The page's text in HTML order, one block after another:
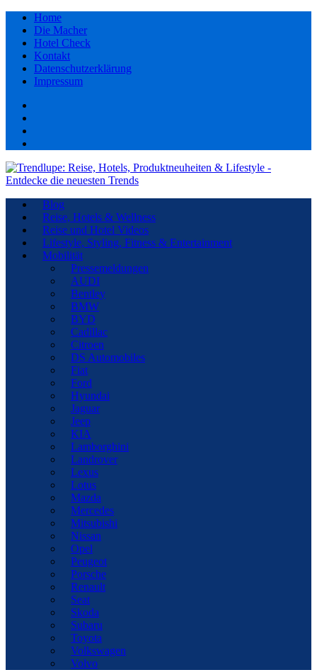
Home
Die Macher
Hotel Check
Kontakt
Datenschutzerklärung
Impressum
Blog
Reise, Hotels & Wellness
Reise und Hotel Videos
Lifestyle, Styling, Fitness & Entertainment
Mobilität
Pressemeldungen
AUDI
Bentley
BMW
BYD
Cadillac
Citroen
DS Automobiles
Fiat
Ford
Hyundai
Jaguar
Jeep
KIA
Lamborghini
Landrover
Lexus
Lotus
Mazda
Mercedes
Mitsubishi
Nissan
Opel
Peugeot
Porsche
Renault
Seat
Skoda
Subaru
Toyota
Volkswagen
Volvo